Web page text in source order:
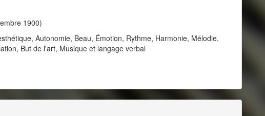
1900)
Autonomie, Beau, Émotion, Rythme, Harmonie, Mélodie,
But de l'art, Musique et langage verbal